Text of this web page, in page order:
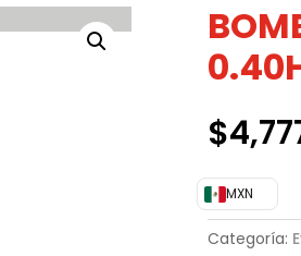
$
MXN
Categoría: